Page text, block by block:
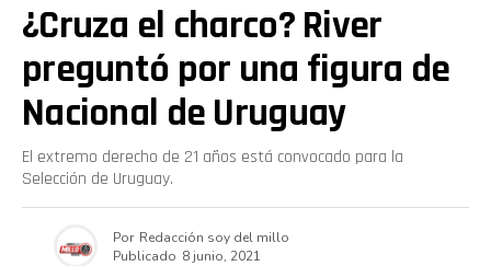
¿Cruza el charco? River
preguntó por una figura de
Nacional de Uruguay
El extremo derecho de 21 años está convocado para la
Selección de Uruguay.
Por Redacción soy del millo
Publicado 8 junio, 2021